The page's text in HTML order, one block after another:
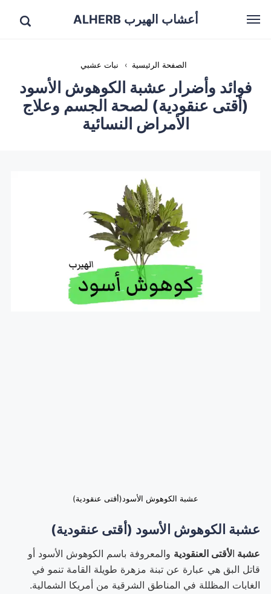
أعشاب الهيرب ALHERB
الصفحة الرئيسية › نبات عشبي
فوائد وأضرار عشبة الكوهوش الأسود
(أقتى عنقودية) لصحة الجسم وعلاج
الأمراض النسائية
عشبة الكوهوش الأسود(أقتى عنقودية)
عشبة الكوهوش الأسود (أقتى عنقودية)
عشبة الأقتى العنقودية والمعروفة باسم الكوهوش الأسود أو
قاتل البق هي عبارة عن تبنة مزهرة طويلة القامة تنمو في
الغابات المظللة في المناطق الشرقية من أمريكا الشمالية.